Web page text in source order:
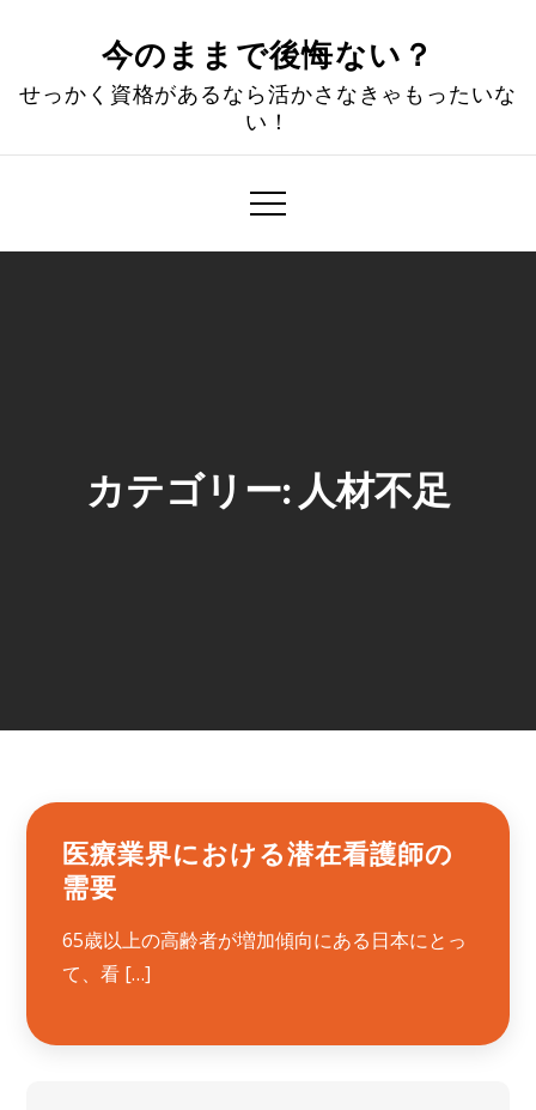
content
今のままで後悔ない？
せっかく資格があるなら活かさなきゃもったいな
い！
カテゴリー: 人材不足
医療業界における潜在看護師の
需要
65歳以上の高齢者が増加傾向にある日本にとっ
て、看 […]